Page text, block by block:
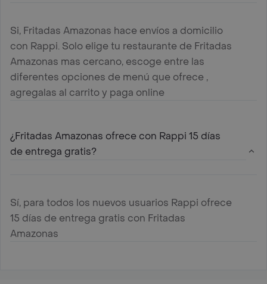
Si, Fritadas Amazonas hace envíos a domicilio
con Rappi. Solo elige tu restaurante de Fritadas
Amazonas mas cercano, escoge entre las
diferentes opciones de menú que ofrece ,
agregalas al carrito y paga online
¿Fritadas Amazonas ofrece con Rappi 15 días
de entrega gratis?
Sí, para todos los nuevos usuarios Rappi ofrece
15 días de entrega gratis con Fritadas
Amazonas